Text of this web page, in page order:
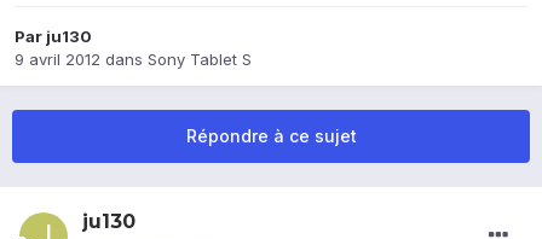
Par ju130
9 avril 2012 dans Sony Tablet S
Répondre à ce sujet
ju130